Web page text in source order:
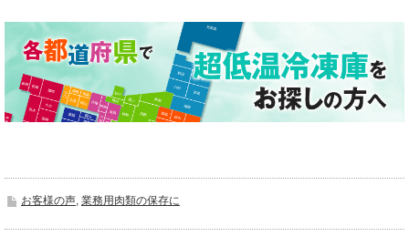
お客様の声, 業務用肉類の保存に